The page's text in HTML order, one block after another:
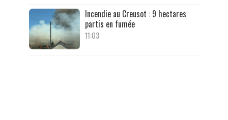
Incendie au Creusot : 9 hectares
partis en fumée
11:03